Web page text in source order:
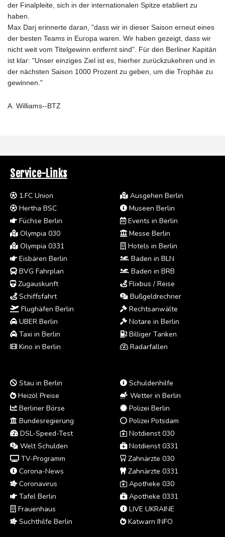
der Finalpleite, sich in der internationalen Spitze etabliert zu
haben.
Max Darj erinnerte daran, "dass wir in dieser Saison erneut eines
der besten Teams in Europa waren. Wir haben gezeigt, dass wir
nicht weit vom Titelgewinn entfernt sind". Für den Berliner Kapitän
ist klar: "Unser einziges Ziel ist es, hierher zurückzukehren und in
der nächsten Saison 1000 Prozent zu geben, um die Trophäe zu
gewinnen."
A. Williams--BTZ
Service-Links
1.FC Union
Hertha BSC
Füchse Berlin
Olympia 030
Olympia 0331
Eisbären Berlin
BVG Fahrplan
Zugauskunft
Schiffsfahrt
Flughäfen Berlin
UBER Berlin
Taxi in Berlin
Kino in Berlin
Ausgehen Berlin
Museen Berlin
Events in Berlin
Messe Berlin
Hotels in Berlin
Baden in BLN
Baden in BRB
Flixbus / Reise
Bußgeldrechner
Rechtsanwälte
Notare in Berlin
Billiger Tanken
Radarfallen
Stau in Berlin
Heizöl Preise
Berliner Börse
Bundesregierung
DSL-Speed-Test
Welt Schulden
TV-Programm
Corona-News
Coronavirus
Tafel Berlin
Frauenhaus
Suchthilfe Berlin
Schuldenhilfe
Wetter in Berlin
Polizei Berlin
Polizei Potsdam
Notdienst 030
Notdienst 0331
Zahnärzte 030
Zahnärzte 0331
Apotheke 030
Apotheke 0331
LIVE UKRAINE
Katwarn INFO